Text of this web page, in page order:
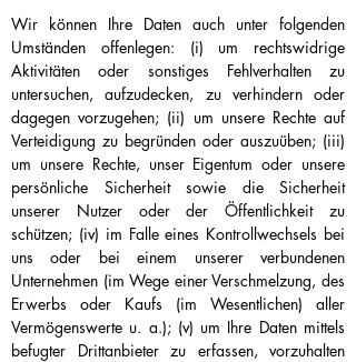
Wir können Ihre Daten auch unter folgenden
Umständen offenlegen: (i) um rechtswidrige
Aktivitäten oder sonstiges Fehlverhalten zu
untersuchen, aufzudecken, zu verhindern oder
dagegen vorzugehen; (ii) um unsere Rechte auf
Verteidigung zu begründen oder auszuüben; (iii)
um unsere Rechte, unser Eigentum oder unsere
persönliche Sicherheit sowie die Sicherheit
unserer Nutzer oder der Öffentlichkeit zu
schützen; (iv) im Falle eines Kontrollwechsels bei
uns oder bei einem unserer verbundenen
Unternehmen (im Wege einer Verschmelzung, des
Erwerbs oder Kaufs (im Wesentlichen) aller
Vermögenswerte u. a.); (v) um Ihre Daten mittels
befugter Drittanbieter zu erfassen, vorzuhalten